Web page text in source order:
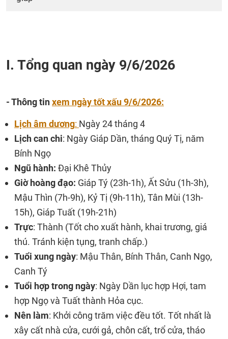
I. Tổng quan ngày 9/6/2026
- Thông tinxem ngày tốt xấu 9/6/2026:
Lịch âm dương: Ngày 24 tháng 4
Lịch can chi: Ngày Giáp Dần, tháng Quý Tị, năm
Bính Ngọ
Ngũ hành: Đại Khê Thủy
Giờ hoàng đạo: Giáp Tý (23h-1h), Ất Sửu (1h-3h),
Mậu Thìn (7h-9h), Kỷ Tị (9h-11h), Tân Mùi (13h-
15h), Giáp Tuất (19h-21h)
Trực: Thành (Tốt cho xuất hành, khai trương, giá
thú. Tránh kiện tụng, tranh chấp.)
Tuổi xung ngày: Mậu Thân, Bính Thân, Canh Ngọ,
Canh Tý
Tuổi hợp trong ngày: Ngày Dần lục hợp Hợi, tam
hợp Ngọ và Tuất thành Hỏa cục.
Nên làm: Khởi công trăm việc đều tốt. Tốt nhất là
xây cất nhà cửa, cưới gả, chôn cất, trổ cửa, tháo